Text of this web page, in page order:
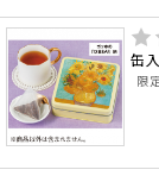
缶
限